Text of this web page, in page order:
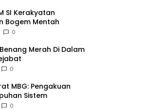
SI Kerakyatan
Bogem Mentah
0
Merah Di Dalam
0
MBG: Pengakuan
Sistem
0